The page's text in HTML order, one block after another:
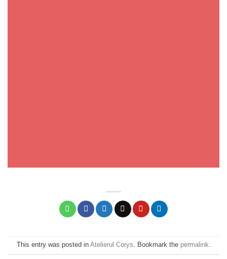
This entry was posted in Atelierul Corys. Bookmark the permalink.